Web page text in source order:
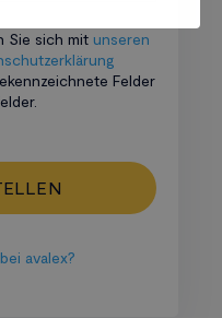
Sie sich mit unseren
Felder
avalex?